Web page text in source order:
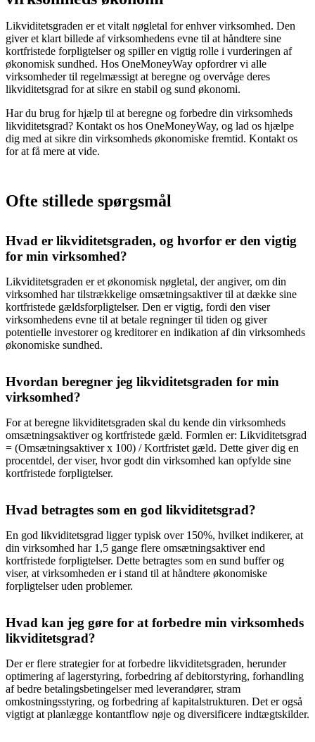
Likviditetsgraden er et vitalt nøgletal for enhver virksomhed. Den
giver et klart billede af virksomhedens evne til at håndtere sine
kortfristede forpligtelser og spiller en vigtig rolle i vurderingen af
økonomisk sundhed. Hos OneMoneyWay opfordrer vi alle
virksomheder til regelmæssigt at beregne og overvåge deres
likviditetsgrad for at sikre en stabil og sund økonomi.
Har du brug for hjælp til at beregne og forbedre din virksomheds
likviditetsgrad? Kontakt os hos OneMoneyWay, og lad os hjælpe
dig med at sikre din virksomheds økonomiske fremtid. Kontakt os
for at få mere at vide.
Ofte stillede spørgsmål
Hvad er likviditetsgraden, og hvorfor er den vigtig
for min virksomhed?
Likviditetsgraden er et økonomisk nøgletal, der angiver, om din
virksomhed har tilstrækkelige omsætningsaktiver til at dække sine
kortfristede gældsforpligtelser. Den er vigtig, fordi den viser
virksomhedens evne til at betale regninger til tiden og giver
potentielle investorer og kreditorer en indikation af din virksomheds
økonomiske sundhed.
Hvordan beregner jeg likviditetsgraden for min
virksomhed?
For at beregne likviditetsgraden skal du kende din virksomheds
omsætningsaktiver og kortfristede gæld. Formlen er: Likviditetsgrad
= (Omsætningsaktiver x 100) / Kortfristet gæld. Dette giver dig en
procentdel, der viser, hvor godt din virksomhed kan opfylde sine
kortfristede forpligtelser.
Hvad betragtes som en god likviditetsgrad?
En god likviditetsgrad ligger typisk over 150%, hvilket indikerer, at
din virksomhed har 1,5 gange flere omsætningsaktiver end
kortfristede forpligtelser. Dette betragtes som en sund buffer og
viser, at virksomheden er i stand til at håndtere økonomiske
forpligtelser uden problemer.
Hvad kan jeg gøre for at forbedre min virksomheds
likviditetsgrad?
Der er flere strategier for at forbedre likviditetsgraden, herunder
optimering af lagerstyring, forbedring af debitorstyring, forhandling
af bedre betalingsbetingelser med leverandører, stram
omkostningsstyring, og forbedring af kapitalstrukturen. Det er også
vigtigt at planlægge kontantflow nøje og diversificere indtægtskilder.